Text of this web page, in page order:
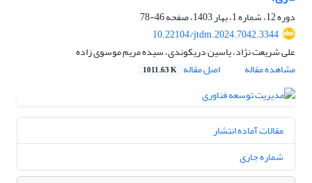
دوره 12، شماره 1، بهار 1403، صفحه
46-78
10.22104/jtdm.2024.7042.3344
علی شریعت نژاد، یاسین دریکوندی، سیده مریم موسوی زاده
مشاهده مقاله
اصل مقاله 1011.63 K
مقالات آماده انتشار
شماره جاری